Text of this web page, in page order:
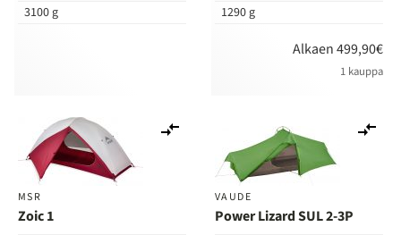
3100 g
1290 g
Alkaen 499,90€
1 kauppa
MSR
Zoic 1
VAUDE
Power Lizard SUL 2-3P